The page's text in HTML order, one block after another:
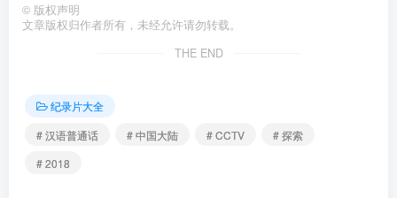
© 版权声明
文章版权归作者所有，未经允许请勿转载。
THE END
纪录片大全
# 汉语普通话
# 中国大陆 # CCTV
# 探索
# 2018